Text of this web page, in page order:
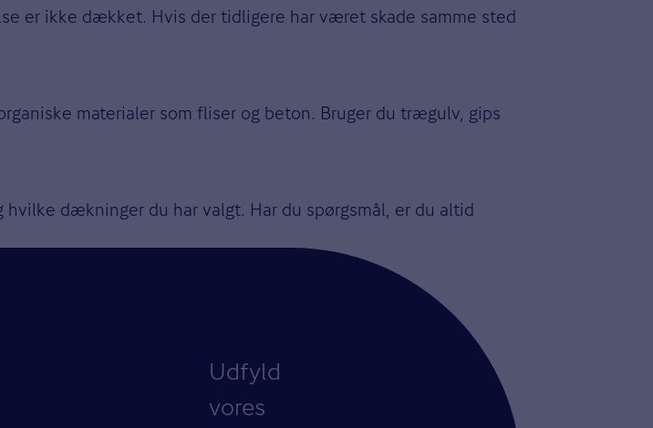
er ikke dækket. Hvis der tidligere har været skade samme sted
materialer som fliser og beton. Bruger du trægulv, gips
dækninger du har valgt. Har du spørgsmål, er du altid
Udfyld
vores